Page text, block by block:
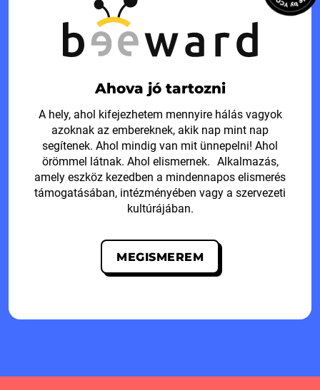
Ahova jó tartozni
A hely, ahol kifejezhetem mennyire hálás vagyok
azoknak az embereknek, akik nap mint nap
segítenek. Ahol mindig van mit ünnepelni! Ahol
örömmel látnak. Ahol elismernek. Alkalmazás,
amely eszköz kezedben a mindennapos elismerés
támogatásában, intézményében vagy a szervezeti
kultúrájában.
MEGISMEREM